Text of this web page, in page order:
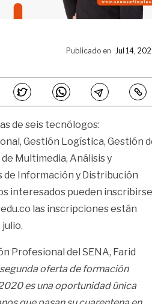
Publicado en Jul 14,
de seis tecnólogos:
Gestión Logística, Gestión
Multimedia, Análisis y
de Información y Distribución
interesados pueden inscribirse
las inscripciones están
Profesional del SENA, Farid
segunda oferta de formación
es una oportunidad única